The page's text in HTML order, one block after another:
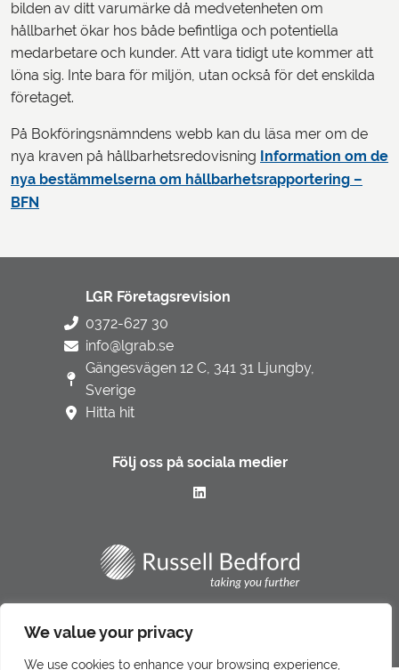
We value your privacy
We use cookies to enhance your browsing experience,
bilden av ditt varumärke då medvetenheten om
hållbarhet ökar hos både befintliga och potentiella
medarbetare och kunder. Att vara tidigt ute kommer att
löna sig. Inte bara för miljön, utan också för det enskilda
företaget.
På Bokföringsnämndens webb kan du läsa mer om de
nya kraven på hållbarhetsredovisning
Information om de
nya bestämmelserna om hållbarhetsrapportering –
BFN
LGR Företagsrevision
0372-627 30
info@lgrab.se
Gängesvägen 12 C, 341 31 Ljungby,
Sverige
Hitta hit
Följ oss på sociala medier
Underbiträden